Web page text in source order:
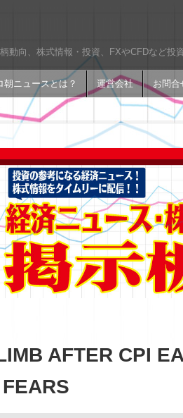
動向、株式情報・投資、FXやCFDなど投
朝ニュースとは？ 運営会社 お問合
AFTER CPI